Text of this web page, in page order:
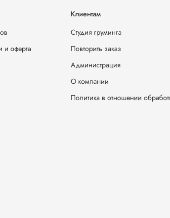
и оферта
Клиентам
Студия груминга
Повторить заказ
Администрация
О компании
Политика в отношении